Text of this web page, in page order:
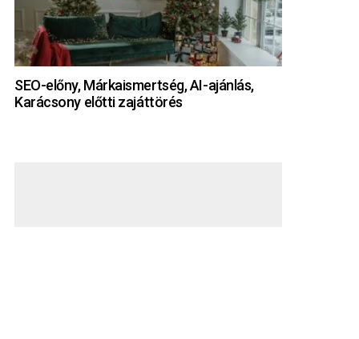
SEO-előny, Márkaismertség, AI-ajánlás,
Karácsony előtti zajáttörés